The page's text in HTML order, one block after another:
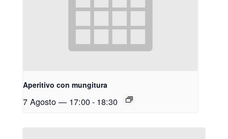
Aperitivo con mungitura
7 Agosto — 17:00- 18:30